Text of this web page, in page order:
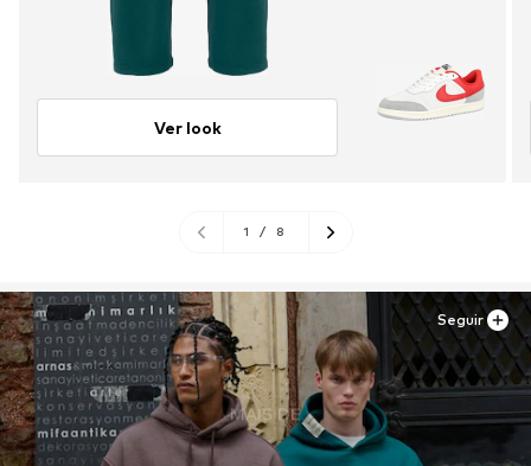
Ver look
1 / 8
MAIS DE
Seguir